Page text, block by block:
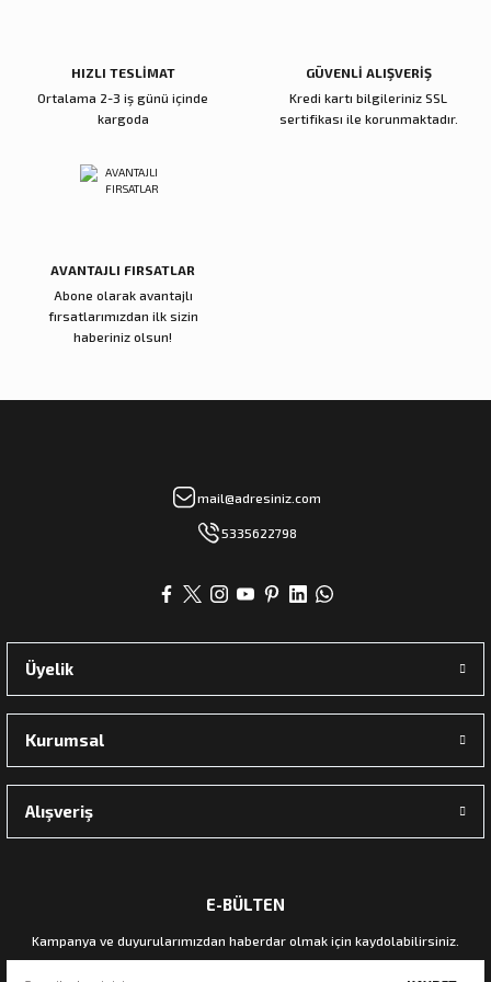
HIZLI TESLİMAT
Ortalama 2-3 iş günü içinde
kargoda
GÜVENLİ ALIŞVERİŞ
Kredi kartı bilgileriniz SSL
sertifikası ile korunmaktadır.
AVANTAJLI FIRSATLAR
Abone olarak avantajlı
fırsatlarımızdan ilk sizin
haberiniz olsun!
mail@adresiniz.com
5335622798
Üyelik
Kurumsal
Alışveriş
E-BÜLTEN
Kampanya ve duyurularımızdan haberdar olmak için kaydolabilirsiniz.